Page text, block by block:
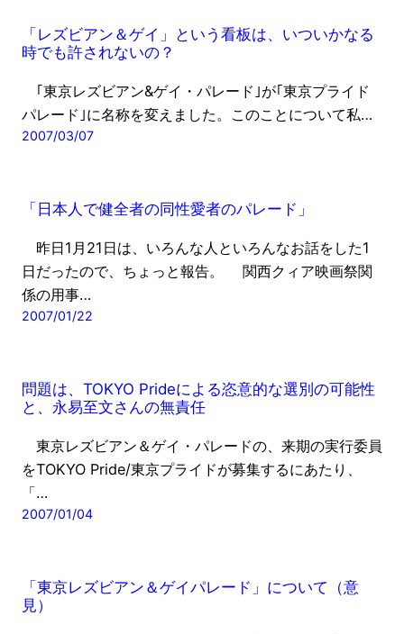
「レズビアン＆ゲイ」という看板は、いついかなる
時でも許されないの？
｢東京レズビアン&ゲイ・パレード｣が｢東京プライド
パレード｣に名称を変えました。このことについて私…
2007/03/07
「日本人で健全者の同性愛者のパレード」
昨日1月21日は、いろんな人といろんなお話をした1
日だったので、ちょっと報告。 関西クィア映画祭関
係の用事…
2007/01/22
問題は、TOKYO Prideによる恣意的な選別の可能性
と、永易至文さんの無責任
東京レズビアン＆ゲイ・パレードの、来期の実行委員
をTOKYO Pride/東京プライドが募集するにあたり、
「…
2007/01/04
「東京レズビアン＆ゲイパレード」について（意
見）